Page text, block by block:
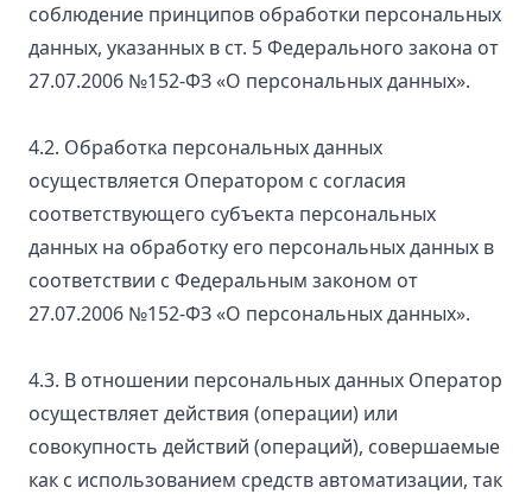
соблюдение принципов обработки персональных
данных, указанных в ст. 5 Федерального закона от
27.07.2006 №152-ФЗ «О персональных данных».
4.2. Обработка персональных данных
осуществляется Оператором с согласия
соответствующего субъекта персональных
данных на обработку его персональных данных в
соответствии с Федеральным законом от
27.07.2006 №152-ФЗ «О персональных данных».
4.3. В отношении персональных данных Оператор
осуществляет действия (операции) или
совокупность действий (операций), совершаемые
как с использованием средств автоматизации, так